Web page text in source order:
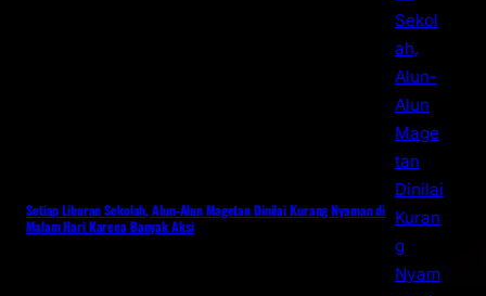
Setiap Liburan Sekolah, Alun-Alun Magetan Dinilai Kurang Nyaman di
Malam Hari Karena Banyak Aksi